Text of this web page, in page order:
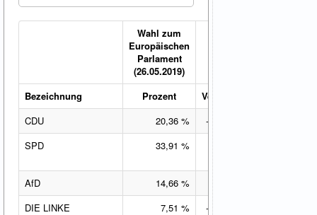
Wahl zum
Europäischen
Parlament
(26.05.2019)
Bezeichnung
Prozent
Veränderung
CDU
20,36 %
-2,87 %-Pkt.
SPD
33,91 %
AfD
14,66 %
7,10 %-Pkt.
DIE LINKE
7,51 %
-1,96 %-Pkt.